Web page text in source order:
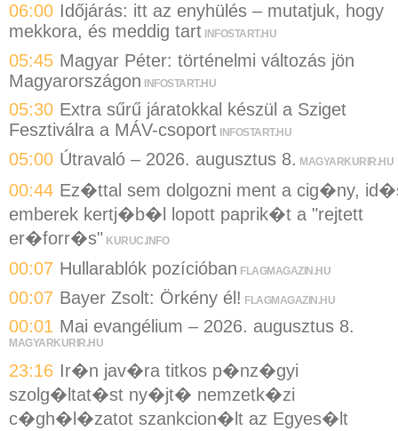
06:00 Időjárás: itt az enyhülés – mutatjuk, hogy
mekkora, és meddig tart INFOSTART.HU
05:45 Magyar Péter: történelmi változás jön
Magyarországon INFOSTART.HU
05:30 Extra sűrű járatokkal készül a Sziget
Fesztiválra a MÁV-csoport INFOSTART.HU
05:00 Útravaló – 2026. augusztus 8. MAGYARKURIR.HU
00:44 Ez�ttal sem dolgozni ment a cig�ny,
emberek kertj�b�l lopott paprik�t a "rejtett
er�forr�s" KURUC.INFO
00:07 Hullarablók pozícióban FLAGMAGAZIN.HU
00:07 Bayer Zsolt: Örkény él! FLAGMAGAZIN.HU
00:01 Mai evangélium – 2026. augusztus 8.
MAGYARKURIR.HU
23:16 Ir�n jav�ra titkos p�nz�gyi
szolg�ltat�st ny�jt� nemzetk�zi
c�gh�l�zatot szankcion�lt az Egyes�lt